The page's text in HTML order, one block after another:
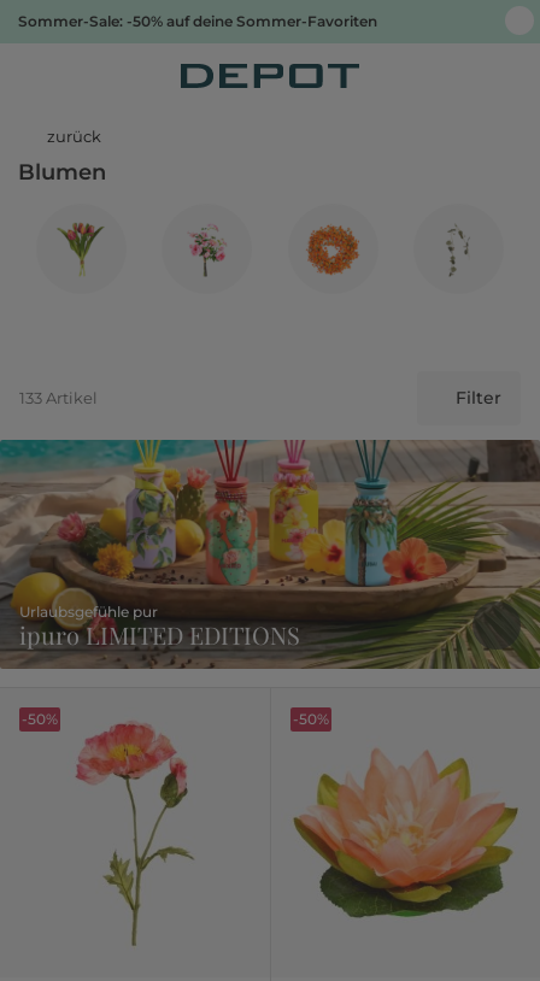
Sommer-Sale: -50% auf deine Sommer-Favoriten
zurück
Blumen
133 Artikel Filter
Urlaubsgefühle pur
ipuro LIMITED EDITIONS
-50% -50%